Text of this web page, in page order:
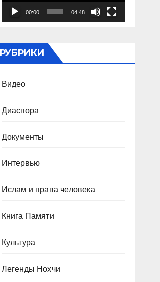
00:00 04:48
РУБРИКИ
Видео
Диаспора
Документы
Интервью
Ислам и права человека
Книга Памяти
Культура
Легенды Нохчи